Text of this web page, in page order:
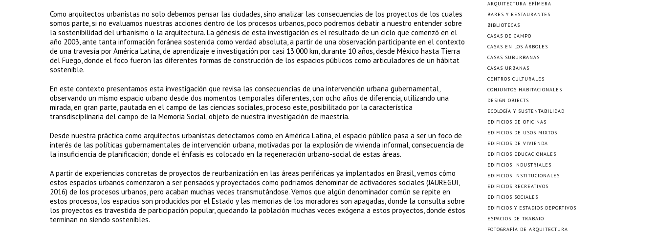
Como arquitectos urbanistas no solo debemos pensar las ciudades, sino analizar las consecuencias de los proyectos de los cuales
somos parte, si no evaluamos nuestras acciones dentro de los procesos urbanos, poco podremos debatir a nuestro entender sobre
la sostenibilidad del urbanismo o la arquitectura. La génesis de esta investigación es el resultado de un ciclo que comenzó en el
año 2003, ante tanta información foránea sostenida como verdad absoluta, a partir de una observación participante en el contexto
de una travesía por América Latina, de aprendizaje e investigación por casi 13.000 km, durante 10 años, desde México hasta Tierra
del Fuego, donde el foco fueron las diferentes formas de construcción de los espacios públicos como articuladores de un hábitat
sostenible.
En este contexto presentamos esta investigación que revisa las consecuencias de una intervención urbana gubernamental,
observando un mismo espacio urbano desde dos momentos temporales diferentes, con ocho años de diferencia, utilizando una
mirada, en gran parte, pautada en el campo de las ciencias sociales, proceso este, posibilitado por la característica
transdisciplinaria del campo de la Memoria Social, objeto de nuestra investigación de maestría.
Desde nuestra práctica como arquitectos urbanistas detectamos como en América Latina, el espacio público pasa a ser un foco de
interés de las políticas gubernamentales de intervención urbana, motivadas por la explosión de vivienda informal, consecuencia de
la insuficiencia de planificación; donde el énfasis es colocado en la regeneración urbano-social de estas áreas.
A partir de experiencias concretas de proyectos de reurbanización en las áreas periféricas ya implantados en Brasil, vemos cómo
estos espacios urbanos comenzaron a ser pensados y proyectados como podríamos denominar de activadores sociales (JAUREGUI,
2016) de los procesos urbanos, pero acaban muchas veces transmutándose. Vemos que algún denominador común se repite en
estos procesos, los espacios son producidos por el Estado y las memorias de los moradores son apagadas, donde la consulta sobre
los proyectos es travestida de participación popular, quedando la población muchas veces exógena a estos proyectos, donde éstos
terminan no siendo sostenibles.
ARQUITECTURA EFÍMERA
BARES Y RESTAURANTES
BIBLIOTECAS
CASAS DE CAMPO
CASAS EN LOS ÁRBOLES
CASAS SUBURBANAS
CASAS URBANAS
CENTROS CULTURALES
CONJUNTOS HABITACIONALES
DESIGN OBJECTS
ECOLOGÍA Y SUSTENTABILIDAD
EDIFICIOS DE OFICINAS
EDIFICIOS DE USOS MIXTOS
EDIFICIOS DE VIVIENDA
EDIFICIOS EDUCACIONALES
EDIFICIOS INDUSTRIALES
EDIFICIOS INSTITUCIONALES
EDIFICIOS RECREATIVOS
EDIFICIOS SOCIALES
EDIFICIOS Y ESTADIOS DEPORTIVOS
ESPACIOS DE TRABAJO
FOTOGRAFÍA DE ARQUITECTURA